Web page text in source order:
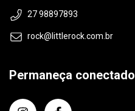
27 98897893
rock@littlerock.com.br
Permaneça conectado